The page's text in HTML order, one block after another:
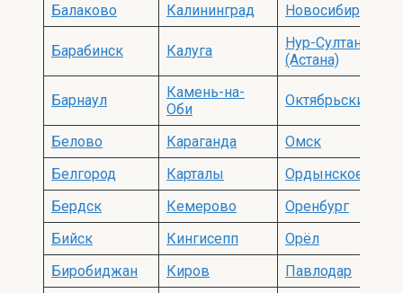
Балаково
Калининград Новосибирск
Барабинск Калуга
Нур-Султан
(Астана)
Барнаул
Камень-на-
Оби
Октябрьский
Белово Караганда
Омск
Белгород
Карталы
Ордынское
Бердск
Кемерово
Оренбург
Бийск
Кингисепп
Орёл
Биробиджан
Киров Павлодар